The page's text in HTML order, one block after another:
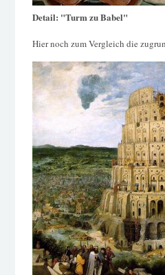
Detail: "Turm zu Babel"
Hier noch zum Vergleich die